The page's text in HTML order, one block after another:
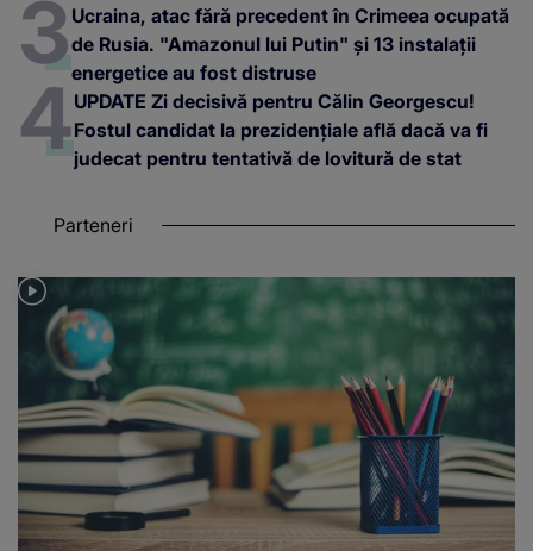
Ucraina, atac fără precedent în Crimeea ocupată
de Rusia. "Amazonul lui Putin" și 13 instalații
energetice au fost distruse
UPDATE Zi decisivă pentru Călin Georgescu!
Fostul candidat la prezidențiale află dacă va fi
judecat pentru tentativă de lovitură de stat
Parteneri